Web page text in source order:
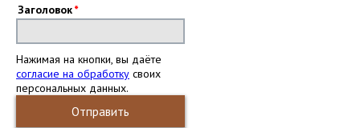
Заголовок
Нажимая на кнопки, вы даёте
согласие на обработку своих
персональных данных.
Отправить